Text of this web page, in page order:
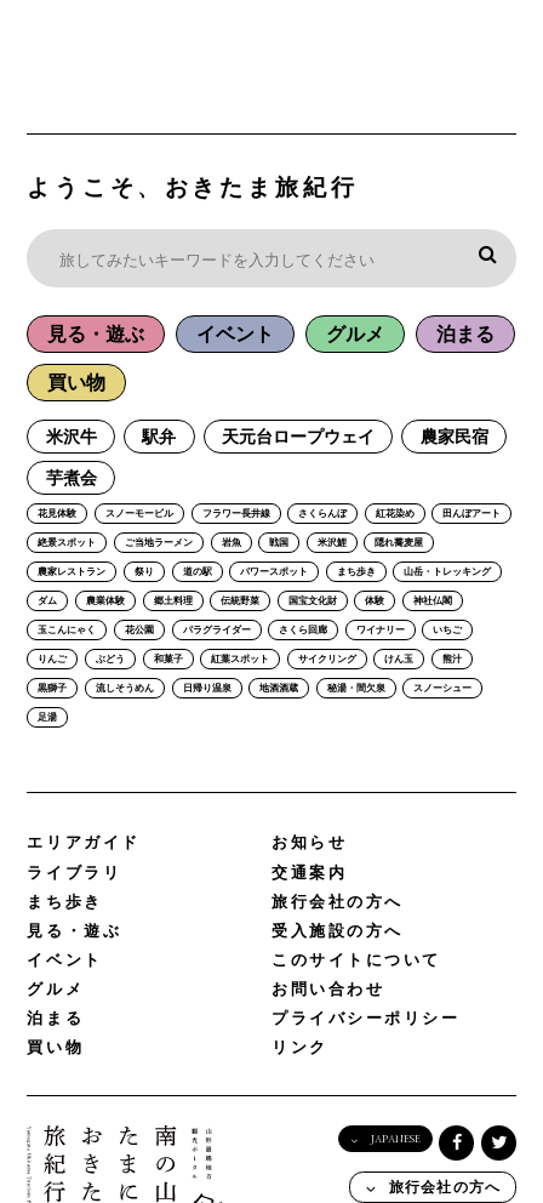
ようこそ、おきたま旅紀行
見る・遊ぶ イベント グルメ 泊まる
買い物
米沢牛 駅弁 天元台ロープウェイ 農家民宿
芋煮会
花見体験 スノーモービル フラワー長井線 さくらんぼ 紅花染め 田んぼアート
絶景スポット ご当地ラーメン 岩魚 戦国 米沢鯉 隠れ蕎麦屋
農家レストラン 祭り 道の駅 パワースポット まち歩き 山岳・トレッキング
ダム 農業体験 郷土料理 伝統野菜 国宝文化財 体験 神社仏閣
玉こんにゃく 花公園 パラグライダー さくら回廊 ワイナリー いちご
りんご ぶどう 和菓子 紅葉スポット サイクリング けん玉 熊汁
黒獅子 流しそうめん 日帰り温泉 地酒酒蔵 秘湯・間欠泉 スノーシュー
足湯
エリアガイド
ライブラリ
まち歩き
見る・遊ぶ
イベント
グルメ
泊まる
買い物
お知らせ
交通案内
旅行会社の方へ
受入施設の方へ
このサイトについて
お問い合わせ
プライバシーポリシー
リンク
JAPANESE
English
旅行会社の方へ